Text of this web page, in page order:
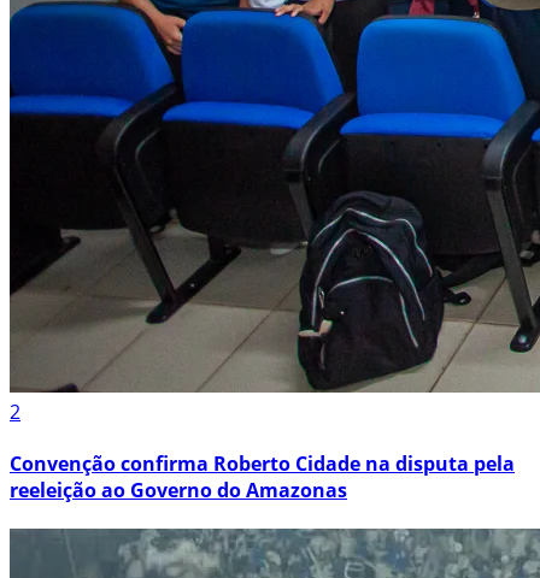
2
Convenção confirma Roberto Cidade na disputa pela
reeleição ao Governo do Amazonas